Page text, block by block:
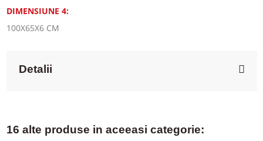
DIMENSIUNE 4:
100X65X6 CM
Detalii
16 alte produse in aceeasi categorie: